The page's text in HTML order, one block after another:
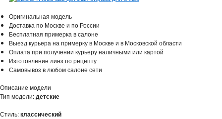
Оригинальная модель
Доставка по Москве и по России
Бесплатная примерка в салоне
Выезд курьера на примерку в Москве и в Московской области
Оплата при получении курьеру наличными или картой
Изготовление линз по рецепту
Самовывоз в любом салоне сети
Описание модели
Тип модели:детские
Стиль:классический